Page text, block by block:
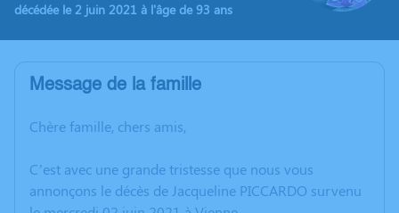
décédée le 2 juin 2021 à l'âge de 93 ans
Message de la famille
Chère famille, chers amis,
C’est avec une grande tristesse que nous vous
annonçons le décès de Jacqueline PICCARDO survenu